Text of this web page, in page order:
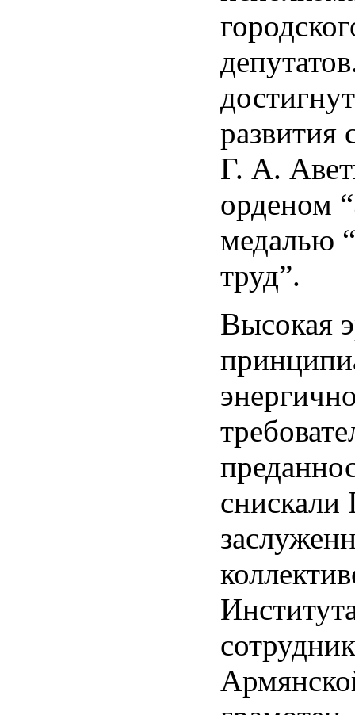
развития
Г. А.
орденом
медалью
труд”.
Высокая